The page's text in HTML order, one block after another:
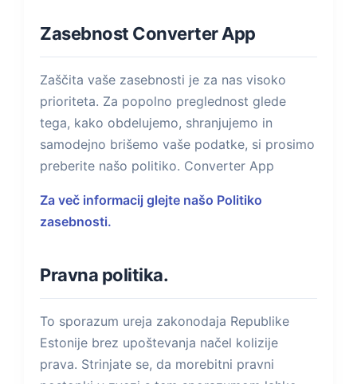
Zasebnost Converter App
Zaščita vaše zasebnosti je za nas visoko
prioriteta. Za popolno preglednost glede
tega, kako obdelujemo, shranjujemo in
samodejno brišemo vaše podatke, si prosimo
preberite našo politiko. Converter App
Za več informacij glejte našo Politiko
zasebnosti.
Pravna politika.
To sporazum ureja zakonodaja Republike
Estonije brez upoštevanja načel kolizije
prava. Strinjate se, da morebitni pravni